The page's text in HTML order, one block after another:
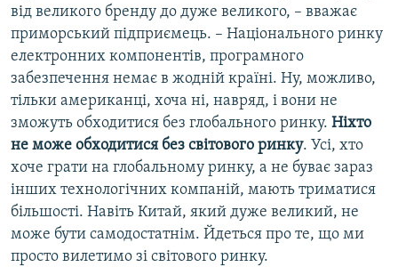
від великого бренду до дуже великого, – вважає
приморський підприємець. – Національного ринку
електронних компонентів, програмного
забезпечення немає в жодній країні. Ну, можливо,
тільки американці, хоча ні, навряд, і вони не
зможуть обходитися без глобального ринку. Ніхто
не може обходитися без світового ринку. Усі, хто
хоче грати на глобальному ринку, а не буває зараз
інших технологічних компаній, мають триматися
більшості. Навіть Китай, який дуже великий, не
може бути самодостатнім. Йдеться про те, що ми
просто вилетимо зі світового ринку.